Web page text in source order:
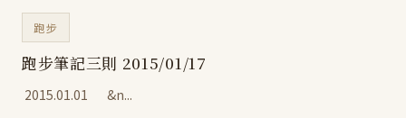
跑步
跑步筆記三則 2015/01/17
2015.01.01 &n...